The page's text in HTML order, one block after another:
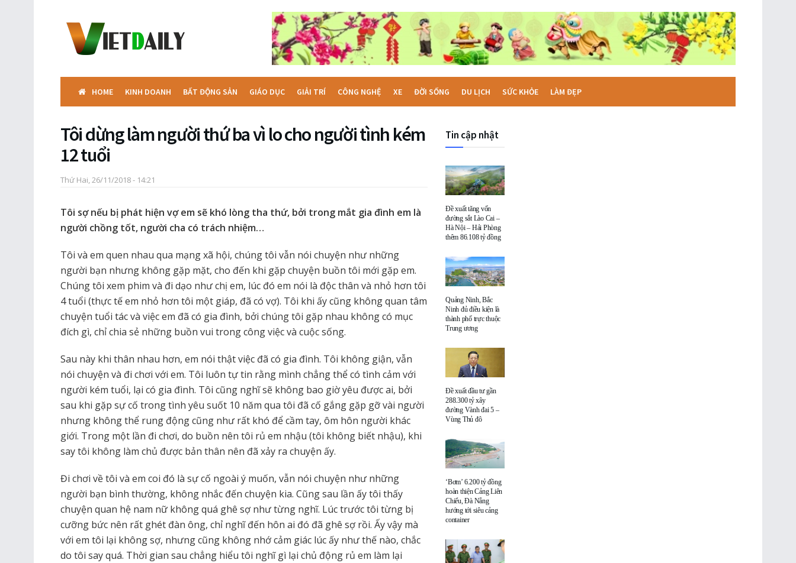
HOME KINH DOANH BẤT ĐỘNG SẢN GIÁO DỤC GIẢI TRÍ CÔNG NGHỆ XE ĐỜI SỐNG DU LỊCH SỨC KHỎE LÀM ĐẸP
Tôi dừng làm người thứ ba vì lo cho người tình kém
12 tuổi
Thứ Hai, 26/11/2018 - 14:21
Tôi sợ nếu bị phát hiện vợ em sẽ khó lòng tha thứ, bởi trong mắt gia đình em là
người chồng tốt, người cha có trách nhiệm…
Tôi và em quen nhau qua mạng xã hội, chúng tôi vẫn nói chuyện như những
người bạn nhưng không gặp mặt, cho đến khi gặp chuyện buồn tôi mới gặp em.
Chúng tôi xem phim và đi dạo như chị em, lúc đó em nói là độc thân và nhỏ hơn tôi
4 tuổi (thực tế em nhỏ hơn tôi một giáp, đã có vợ). Tôi khi ấy cũng không quan tâm
chuyện tuổi tác và việc em đã có gia đình, bởi chúng tôi gặp nhau không có mục
đích gì, chỉ chia sẻ những buồn vui trong công việc và cuộc sống.
Sau này khi thân nhau hơn, em nói thật việc đã có gia đình. Tôi không giận, vẫn
nói chuyện và đi chơi với em. Tôi luôn tự tin rằng mình chẳng thể có tình cảm với
người kém tuổi, lại có gia đình. Tôi cũng nghĩ sẽ không bao giờ yêu được ai, bởi
sau khi gặp sự cố trong tình yêu suốt 10 năm qua tôi đã cố gắng gặp gỡ vài người
nhưng không thể rung động cũng như rất khó để cầm tay, ôm hôn người khác
giới. Trong một lần đi chơi, do buồn nên tôi rủ em nhậu (tôi không biết nhậu), khi
say tôi không làm chủ được bản thân nên đã xảy ra chuyện ấy.
Đi chơi về tôi và em coi đó là sự cố ngoài ý muốn, vẫn nói chuyện như những
người bạn bình thường, không nhắc đến chuyện kia. Cũng sau lần ấy tôi thấy
chuyện quan hệ nam nữ không quá ghê sợ như từng nghĩ. Lúc trước tôi từng bị
cưỡng bức nên rất ghét đàn ông, chỉ nghĩ đến hôn ai đó đã ghê sợ rồi. Ấy vậy mà
với em tôi lại không sợ, nhưng cũng không nhớ cảm giác lúc ấy như thế nào, chắc
do tôi say quá. Thời gian sau chẳng hiểu tôi nghĩ gì lại chủ động rủ em làm lại
Tin cập nhật
Đề xuất tăng vốn
đường sắt Lào Cai –
Hà Nội – Hải Phòng
thêm 86.108 tỷ đồng
Quảng Ninh, Bắc
Ninh đủ điều kiện là
thành phố trực thuộc
Trung ương
Đề xuất đầu tư gần
288.300 tỷ xây
đường Vành đai 5 –
Vùng Thủ đô
‘Bơm’ 6.200 tỷ đồng
hoàn thiện Cảng Liên
Chiểu, Đà Nẵng
hướng tới siêu cảng
container